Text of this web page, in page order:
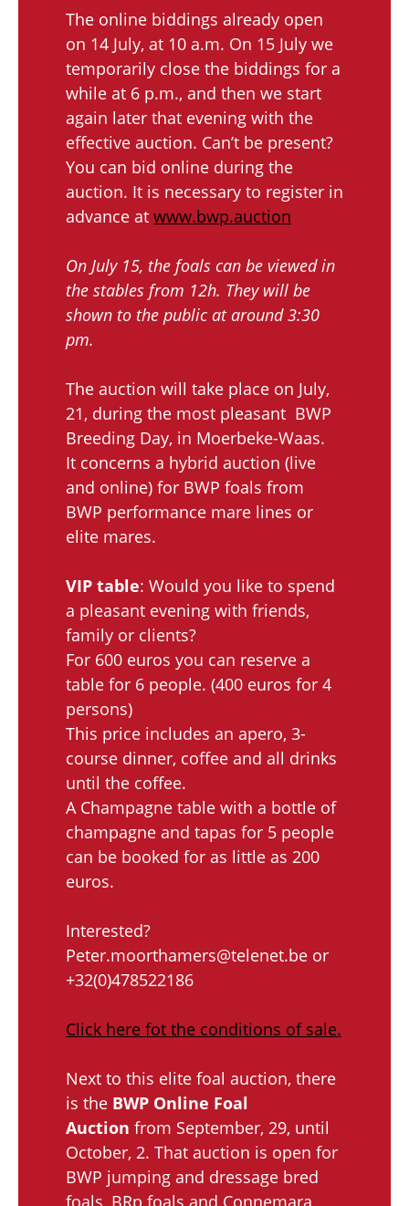
The online biddings already open
on 14 July, at 10 a.m. On 15 July we
temporarily close the biddings for a
while at 6 p.m., and then we start
again later that evening with the
effective auction. Can’t be present?
You can bid online during the
auction. It is necessary to register in
advance at www.bwp.auction
On July 15, the foals can be viewed in
the stables from 12h. They will be
shown to the public at around 3:30
pm.
The auction will take place on July,
21, during the most pleasant BWP
Breeding Day, in Moerbeke-Waas.
It concerns a hybrid auction (live
and online) for BWP foals from
BWP performance mare lines or
elite mares.
VIP table: Would you like to spend
a pleasant evening with friends,
family or clients?
For 600 euros you can reserve a
table for 6 people. (400 euros for 4
persons)
This price includes an apero, 3-
course dinner, coffee and all drinks
until the coffee.
A Champagne table with a bottle of
champagne and tapas for 5 people
can be booked for as little as 200
euros.
Interested?
Peter.moorthamers@telenet.be or
+32(0)478522186
Click here fot the conditions of sale.
Next to this elite foal auction, there
is the BWP Online Foal
Auction from September, 29, until
October, 2. That auction is open for
BWP jumping and dressage bred